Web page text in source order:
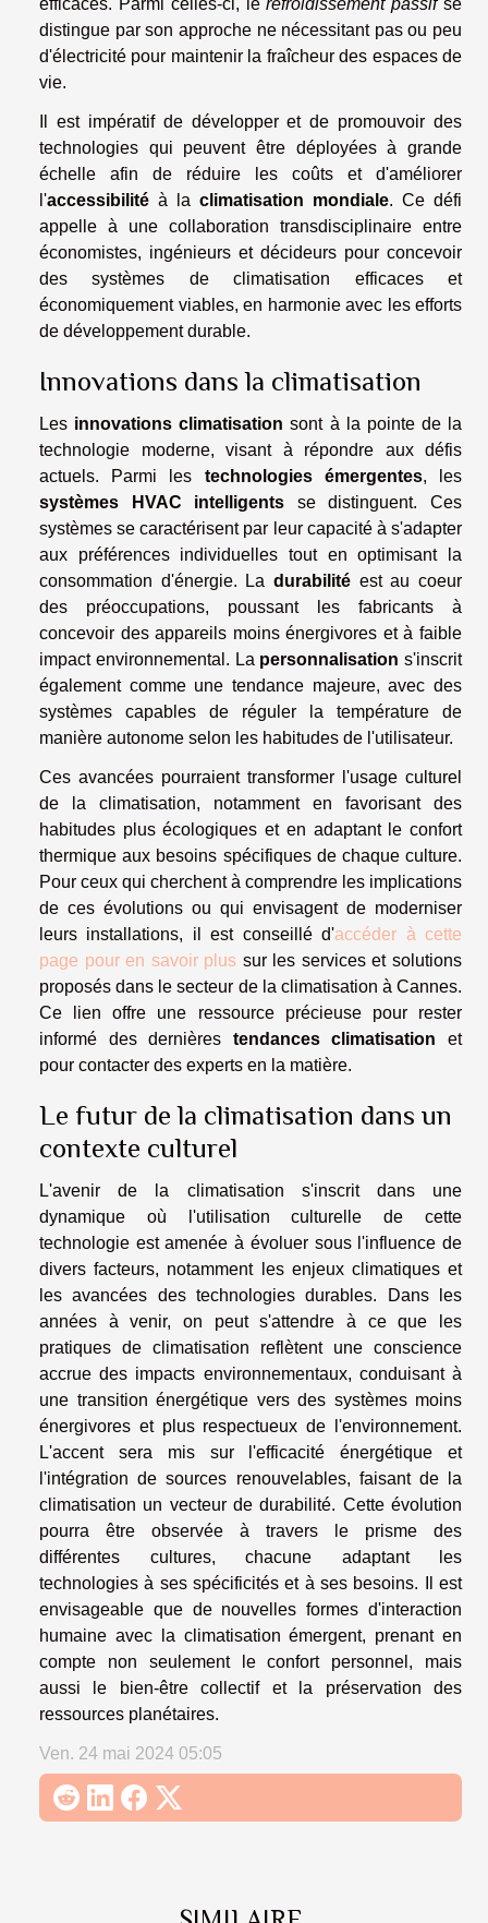
efficaces. Parmi celles-ci, lerefroidissement passifse
distingue par son approche ne nécessitant pas ou peu
d'électricité pour maintenir la fraîcheur des espaces de
vie.
Il est impératif de développer et de promouvoir des
technologies qui peuvent être déployées à grande
échelle afin de réduire les coûts et d'améliorer
l'accessibilité à la climatisation mondiale. Ce défi
appelle à une collaboration transdisciplinaire entre
économistes, ingénieurs et décideurs pour concevoir
des systèmes de climatisation efficaces et
économiquement viables, en harmonie avec les efforts
de développement durable.
Innovations dans la climatisation
Les innovations climatisation sont à la pointe de la
technologie moderne, visant à répondre aux défis
actuels. Parmi les technologies émergentes, les
systèmes HVAC intelligents se distinguent. Ces
systèmes se caractérisent par leur capacité à s'adapter
aux préférences individuelles tout en optimisant la
consommation d'énergie. La durabilité est au coeur
des préoccupations, poussant les fabricants à
concevoir des appareils moins énergivores et à faible
impact environnemental. La personnalisation s'inscrit
également comme une tendance majeure, avec des
systèmes capables de réguler la température de
manière autonome selon les habitudes de l'utilisateur.
Ces avancées pourraient transformer l'usage culturel
de la climatisation, notamment en favorisant des
habitudes plus écologiques et en adaptant le confort
thermique aux besoins spécifiques de chaque culture.
Pour ceux qui cherchent à comprendre les implications
de ces évolutions ou qui envisagent de moderniser
leurs installations, il est conseillé d'accéder à cette
page pour en savoir plus sur les services et solutions
proposés dans le secteur de la climatisation à Cannes.
Ce lien offre une ressource précieuse pour rester
informé des dernières tendances climatisation et
pour contacter des experts en la matière.
Le futur de la climatisation dans un
contexte culturel
L'avenir de la climatisation s'inscrit dans une
dynamique où l'utilisation culturelle de cette
technologie est amenée à évoluer sous l'influence de
divers facteurs, notamment les enjeux climatiques et
les avancées des technologies durables. Dans les
années à venir, on peut s'attendre à ce que les
pratiques de climatisation reflètent une conscience
accrue des impacts environnementaux, conduisant à
une transition énergétique vers des systèmes moins
énergivores et plus respectueux de l'environnement.
L'accent sera mis sur l'efficacité énergétique et
l'intégration de sources renouvelables, faisant de la
climatisation un vecteur de durabilité. Cette évolution
pourra être observée à travers le prisme des
différentes cultures, chacune adaptant les
technologies à ses spécificités et à ses besoins. Il est
envisageable que de nouvelles formes d'interaction
humaine avec la climatisation émergent, prenant en
compte non seulement le confort personnel, mais
aussi le bien-être collectif et la préservation des
ressources planétaires.
Ven. 24 mai 2024 05:05